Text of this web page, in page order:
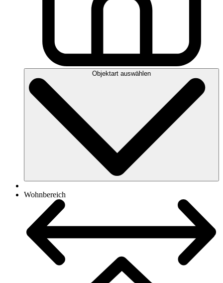
Objektart auswählen
Wohnbereich